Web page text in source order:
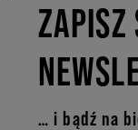
ZAPISZ
… i bądź na